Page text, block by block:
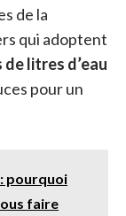
de la
qui adoptent
litres d’eau
pour un
pourquoi
faire